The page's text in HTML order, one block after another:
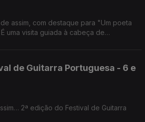
assim, com destaque para "Um poeta
uma visita guiada à cabeça de
de Guitarra Portuguesa - 6 e
2ª edição do Festival de Guitarra